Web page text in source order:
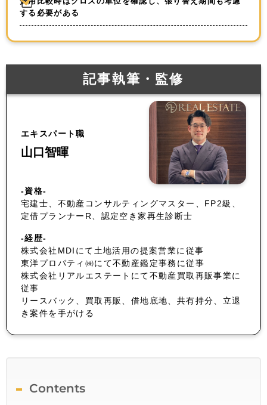
する必要がある
記事執筆・監修
エキスパート職
山口智暉
-資格-
宅建士、不動産コンサルティングマスター、FP2級、
定借プランナーR、認定空き家再生診断士
-経歴-
株式会社MDIにて土地活用の提案営業に従事
東洋プロパティ㈱にて不動産鑑定事務に従事
株式会社リアルエステートにて不動産買取再販事業に
従事
リースバック、買取再販、借地底地、共有持分、立退
き案件を手がける
Contents